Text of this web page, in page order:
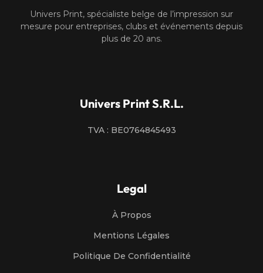
Univers Print, spécialiste belge de l’impression sur
mesure pour entreprises, clubs et événements depuis
plus de 20 ans.
Univers Print S.R.L.
TVA : BE0764845493
Legal
À Propos
Mentions Légales
Politique De Confidentialité